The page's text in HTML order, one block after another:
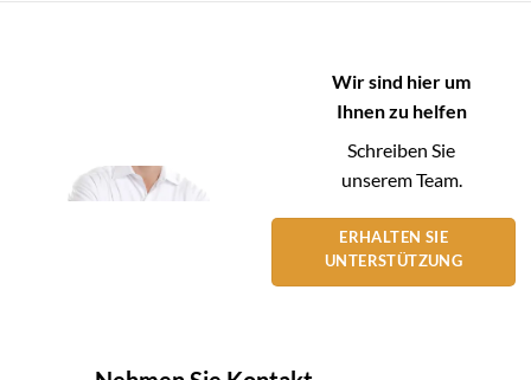
Wir sind hier um
Ihnen zu helfen
Schreiben Sie
unserem Team.
ERHALTEN SIE
UNTERSTÜTZUNG